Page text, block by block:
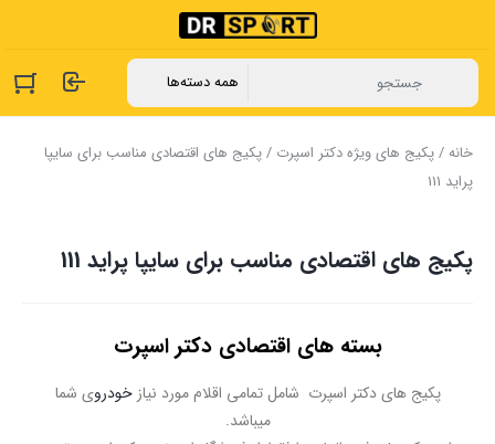
خانه/پکیج های ویژه دکتر اسپرت / پکیج های اقتصادی مناسب برای سایپا
پراید 111
پکیج های اقتصادی مناسب برای سایپا پراید 111
بسته های اقتصادی دکتر اسپرت
پکیج های دکتر اسپرت شامل تمامی اقلام مورد نیازخودروی شما
میباشد.